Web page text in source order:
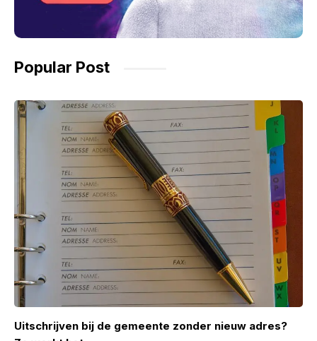
Popular Post
Uitschrijven bij de gemeente zonder nieuw adres?